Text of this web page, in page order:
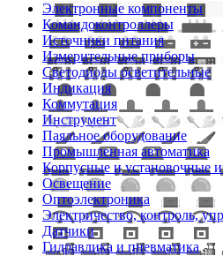
Электронные компоненты
Командоконтроллеры
Источники питания
Измерительные приборы
Светодиоды осветительные
Индикация
Коммутация
Инструмент
Паяльное оборудование
Промышленная автоматика
Корпусные и установочные
Освещение
Оптоэлектроника
Электричество, контроль,
Датчики
Гидравлика и пневматика